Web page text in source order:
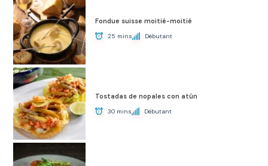
Fondue suisse moitié-moitié
25 mins Débutant
Tostadas de nopales con atún
30 mins Débutant